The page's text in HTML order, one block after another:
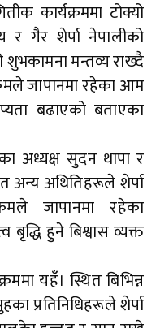
कार्यक्रममा टोक्यो
र गैर शेर्पा नेपालीको
शुभकामना मन्तव्य राख्दै
जापानमा रहेका आम
बढाएको बताएका
अध्यक्ष सुदन थापा र
अथितिहरूले शेर्पा
जापानमा रहेका
हुने बिश्वास व्यक्त
यहँ। स्थित बिभिन्न
प्रतिनिधिहरूले शेर्पा